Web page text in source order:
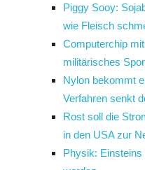
Piggy Sooy:
wie Fleisch
Computerchip
militärisches
Nylon bekommt
Verfahren senkt
Rost soll die
in den USA zur
Physik: Einsteins